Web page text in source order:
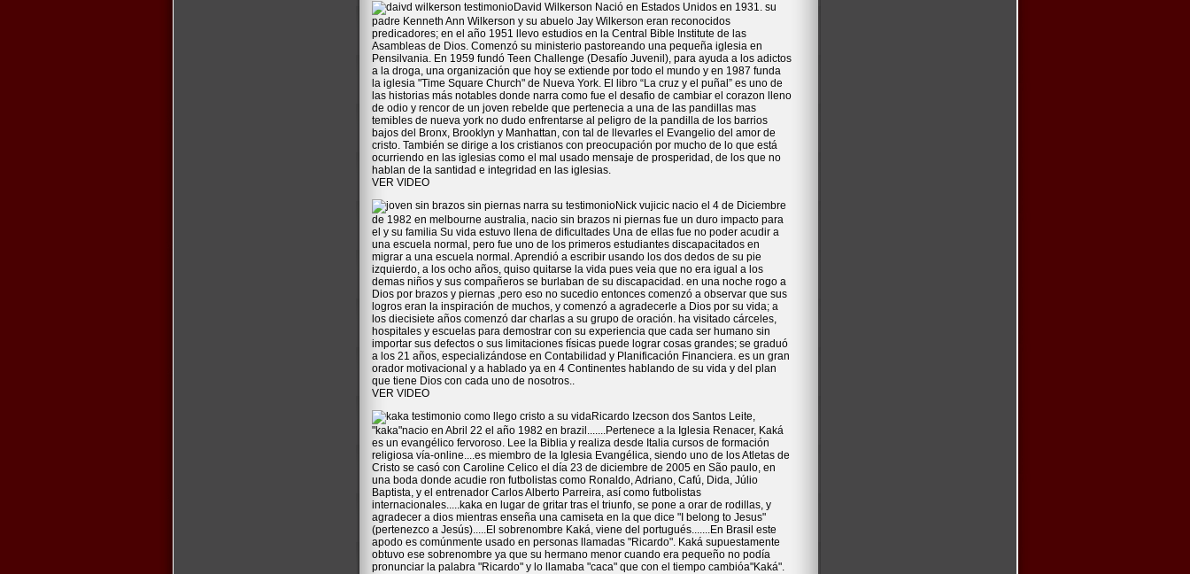
David Wilkerson Nació en Estados Unidos en 1931. su
padre Kenneth Ann Wilkerson y su abuelo Jay Wilkerson eran reconocidos
predicadores; en el año 1951 llevo estudios en la Central Bible Institute de las
Asambleas de Dios. Comenzó su ministerio pastoreando una pequeña iglesia en
Pensilvania. En 1959 fundó Teen Challenge (Desafío Juvenil), para ayuda a los adictos
a la droga, una organización que hoy se extiende por todo el mundo y en 1987 funda
la iglesia "Time Square Church" de Nueva York. El libro “La cruz y el puñal” es uno de
las historias más notables donde narra como fue el desafio de cambiar el corazon lleno
de odio y rencor de un joven rebelde que pertenecia a una de las pandillas mas
temibles de nueva york no dudo enfrentarse al peligro de la pandilla de los barrios
bajos del Bronx, Brooklyn y Manhattan, con tal de llevarles el Evangelio del amor de
cristo. También se dirige a los cristianos con preocupación por mucho de lo que está
ocurriendo en las iglesias como el mal usado mensaje de prosperidad, de los que no
hablan de la santidad e integridad en las iglesias.
VER VIDEO
Nick vujicic nacio el 4 de Diciembre
de 1982 en melbourne australia, nacio sin brazos ni piernas fue un duro impacto para
el y su familia Su vida estuvo llena de dificultades Una de ellas fue no poder acudir a
una escuela normal, pero fue uno de los primeros estudiantes discapacitados en
migrar a una escuela normal. Aprendió a escribir usando los dos dedos de su pie
izquierdo, a los ocho años, quiso quitarse la vida pues veia que no era igual a los
demas niños y sus compañeros se burlaban de su discapacidad. en una noche rogo a
Dios por brazos y piernas ,pero eso no sucedio entonces comenzó a observar que sus
logros eran la inspiración de muchos, y comenzó a agradecerle a Dios por su vida; a
los diecisiete años comenzó dar charlas a su grupo de oración. ha visitado cárceles,
hospitales y escuelas para demostrar con su experiencia que cada ser humano sin
importar sus defectos o sus limitaciones físicas puede lograr cosas grandes; se graduó
a los 21 años, especializándose en Contabilidad y Planificación Financiera. es un gran
orador motivacional y a hablado ya en 4 Continentes hablando de su vida y del plan
que tiene Dios con cada uno de nosotros..
VER VIDEO
Ricardo Izecson dos Santos Leite,
"kaka"nacio en Abril 22 el año 1982 en brazil.......Pertenece a la Iglesia Renacer, Kaká
es un evangélico fervoroso. Lee la Biblia y realiza desde Italia cursos de formación
religiosa vía-online....es miembro de la Iglesia Evangélica, siendo uno de los Atletas de
Cristo se casó con Caroline Celico el día 23 de diciembre de 2005 en São paulo, en
una boda donde acudie ron futbolistas como Ronaldo, Adriano, Cafú, Dida, Júlio
Baptista, y el entrenador Carlos Alberto Parreira, así como futbolistas
internacionales.....kaka en lugar de gritar tras el triunfo, se pone a orar de rodillas, y
agradecer a dios mientras enseña una camiseta en la que dice "I belong to Jesus"
(pertenezco a Jesús).....El sobrenombre Kaká, viene del portugués.......En Brasil este
apodo es comúnmente usado en personas llamadas "Ricardo". Kaká supuestamente
obtuvo ese sobrenombre ya que su hermano menor cuando era pequeño no podía
pronunciar la palabra "Ricardo" y lo llamaba "caca" que con el tiempo cambióa"Kaká".